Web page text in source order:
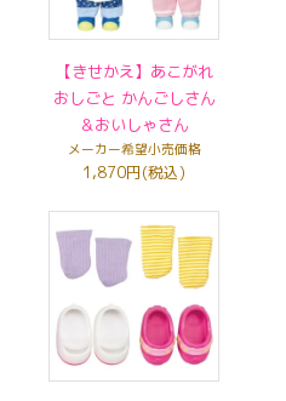
【きせかえ】あこがれ
おしごと かんごしさん
＆おいしゃさん
メーカー希望小売価格
1,870円(税込)